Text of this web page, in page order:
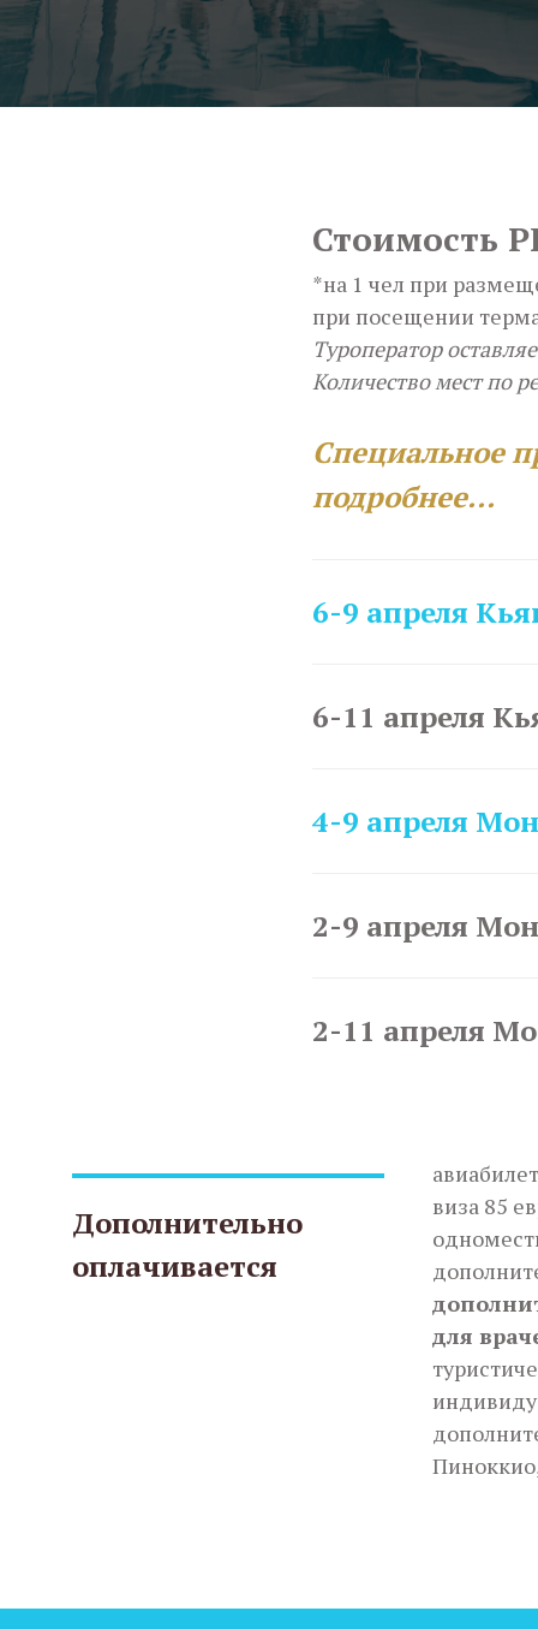
Стоимость
*на 1 чел при
при посещении
Туроператор
Количество мест по
Специальное
подробнее...
6-9 апреля
6-11 апреля
4-9 апреля
2-9 апреля
2-11 апреля
Дополнительно
оплачивается
виза 85
для